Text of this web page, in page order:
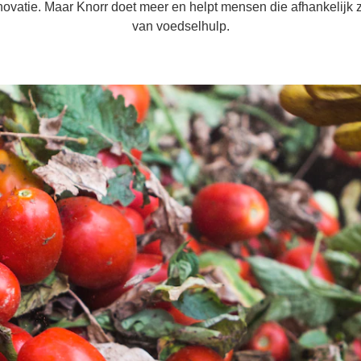
Maar Knorr doet meer en helpt mensen die afhankelijk
van voedselhulp.